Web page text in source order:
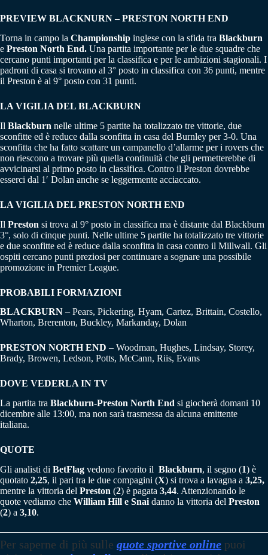
PREVIEW BLACKNURN – PRESTON NORTH END
Torna in campo la Championship inglese con la sfida tra Blackburn
e Preston North End. Una partita importante per le due squadre che
cercano punti importanti per la classifica e per le ambizioni stagionali. I
padroni di casa si trovano al 3° posto in classifica con 36 punti, mentre
il Preston è al 9° posto con 31 punti.
LA VIGILIA DEL BLACKBURN
Il Blackburn nelle ultime 5 partite ha totalizzato tre vittorie, due
sconfitte ed è reduce dalla sconfitta in casa del Burnley per 3-0. Una
sconfitta che ha fatto scattare un campanello d’allarme per i rovers che
non riescono a trovare più quella continuità che gli permetterebbe di
avvicinarsi al primo posto in classifica. Contro il Preston dovrebbe
esserci dal 1′ Dolan anche se leggermente acciaccato.
LA VIGILIA DEL PRESTON NORTH END
Il Preston si trova al 9° posto in classifica ma è distante dal Blackburn
3°, solo di cinque punti. Nelle ultime 5 partite ha totalizzato tre vittorie
e due sconfitte ed è reduce dalla sconfitta in casa contro il Millwall. Gli
ospiti cercano punti preziosi per continuare a sognare una possibile
promozione in Premier League.
PROBABILI FORMAZIONI
BLACKBURN – Pears, Pickering, Hyam, Cartez, Brittain, Costello,
Wharton, Brerenton, Buckley, Markanday, Dolan
PRESTON NORTH END – Woodman, Hughes, Lindsay, Storey,
Brady, Browen, Ledson, Potts, McCann, Riis, Evans
DOVE VEDERLA IN TV
La partita tra Blackburn-Preston North End si giocherà domani 10
dicembre alle 13:00, ma non sarà trasmessa da alcuna emittente
italiana.
QUOTE
Gli analisti di BetFlag vedono favorito il Blackburn, il segno (1) è
quotato 2,25, il pari tra le due compagini (X) si trova a lavagna a 3,25,
mentre la vittoria del Preston (2) è pagata 3,44. Attenzionando le
quote vediamo che William Hill e Snai danno la vittoria del Preston
(2) a 3,10.
Per saperne di più sulle quote sportive online puoi